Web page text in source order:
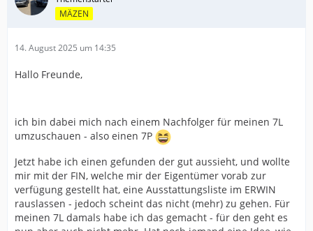
MÄZEN
14. August 2025 um 14:35
Hallo Freunde,
ich bin dabei mich nach einem Nachfolger für meinen 7L
umzuschauen - also einen 7P
Jetzt habe ich einen gefunden der gut aussieht, und wollte
mir mit der FIN, welche mir der Eigentümer vorab zur
verfügung gestellt hat, eine Ausstattungsliste im ERWIN
rauslassen - jedoch scheint das nicht (mehr) zu gehen. Für
meinen 7L damals habe ich das gemacht - für den geht es